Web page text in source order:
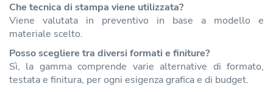
Che tecnica di stampa viene utilizzata?
Viene valutata in preventivo in base a modello e
materiale scelto.
Posso scegliere tra diversi formati e finiture?
Sì, la gamma comprende varie alternative di formato,
testata e finitura, per ogni esigenza grafica e di budget.